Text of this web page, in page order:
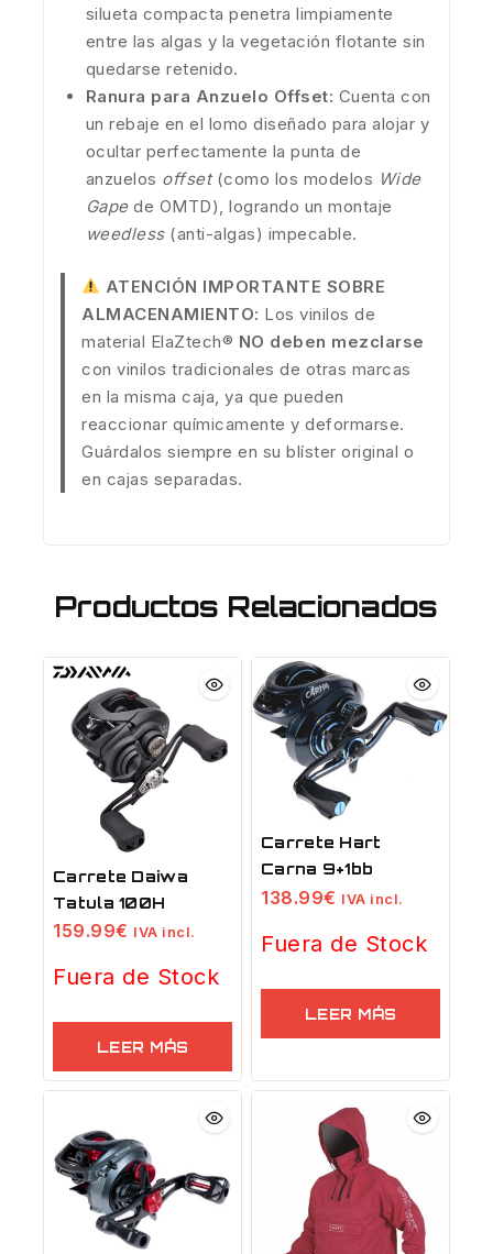
silueta compacta penetra limpiamente
entre las algas y la vegetación flotante sin
quedarse retenido.
Ranura para Anzuelo Offset: Cuenta con
un rebaje en el lomo diseñado para alojar y
ocultar perfectamente la punta de
anzuelos offset(como los modelos Wide
Gapede OMTD), logrando un montaje
weedless(anti-algas) impecable.
ATENCIÓN IMPORTANTE SOBRE
ALMACENAMIENTO: Los vinilos de
material ElaZtech® NO deben mezclarse
con vinilos tradicionales de otras marcas
en la misma caja, ya que pueden
reaccionar químicamente y deformarse.
Guárdalos siempre en su blíster original o
en cajas separadas.
Productos Relacionados
Carrete Daiwa
Tatula 100H
159.99€ IVA incl.
Fuera de Stock
LEER MÁS
Carrete Hart
Carna 9+1bb
138.99€ IVA incl.
Fuera de Stock
LEER MÁS